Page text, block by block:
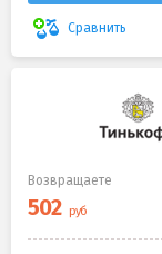
Сравнить
Возвращаете